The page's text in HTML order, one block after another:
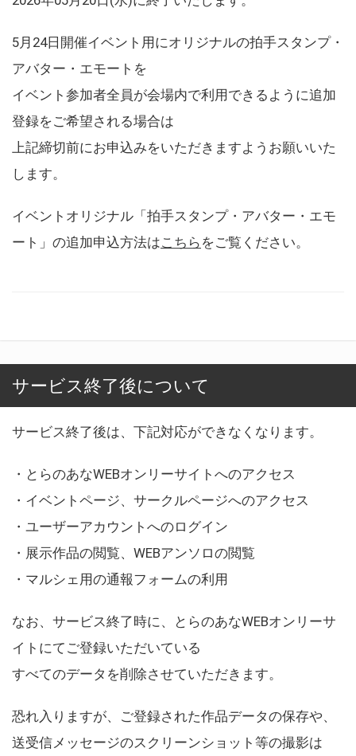
5月24日開催イベント用にオリジナルの拍手スタンプ・
アバター・エモートを
イベント参加者全員が会場内で利用できるように追加
登録をご希望される場合は
上記締切前にお申込みをいただきますようお願いいた
します。
イベントオリジナル「拍手スタンプ・アバター・エモ
ート」の追加申込方法はこちら をご覧ください。
サービス終了後について
サービス終了後は、下記対応ができなくなります。
・とらのあなWEBオンリーサイトへのアクセス
・イベントページ、サークルページへのアクセス
・ユーザーアカウントへのログイン
・展示作品の閲覧、WEBアンソロの閲覧
・マルシェ用の通報フォームの利用
なお、サービス終了時に、とらのあなWEBオンリーサ
イトにてご登録いただいている
すべてのデータを削除させていただきます。
恐れ入りますが、ご登録された作品データの保存や、
送受信メッセージのスクリーンショット等の撮影は